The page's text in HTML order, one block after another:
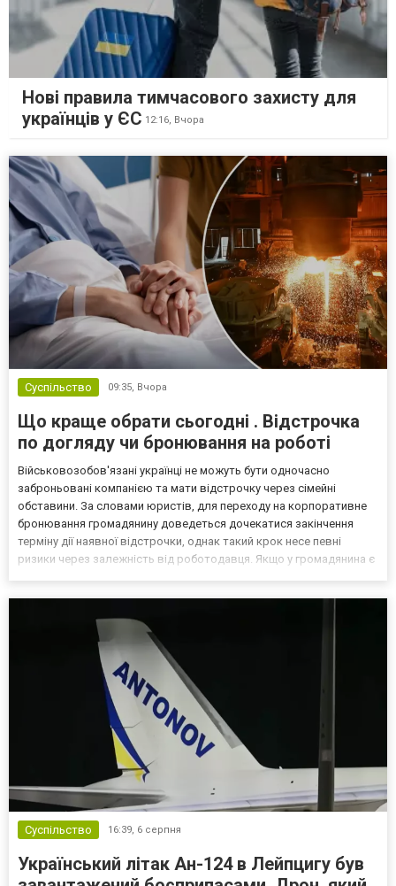
Нові правила тимчасового захисту для
українців у ЄС 12:16, Вчора
Суспільство 09:35, Вчора
Що краще обрати сьогодні . Відстрочка
по догляду чи бронювання на роботі
Військовозобов'язані українці не можуть бути одночасно
заброньовані компанією та мати відстрочку через сімейні
обставини. За словами юристів, для переходу на корпоративне
бронювання громадянину доведеться дочекатися закінчення
терміну дії наявної відстрочки, однак такий крок несе певні
ризики через залежність від роботодавця. Якщо у громадянина є
Суспільство 16:39, 6 серпня
Український літак Ан-124 в Лейпцигу був